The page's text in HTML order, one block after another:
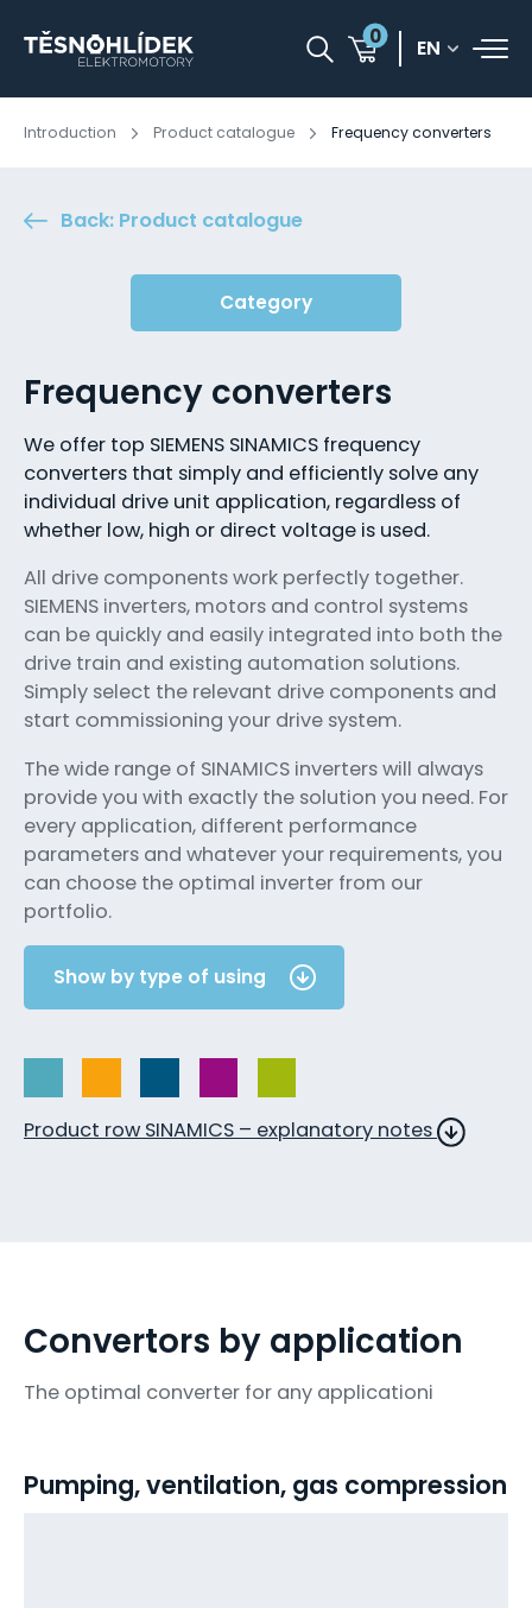
0 EN
Introduction Product catalogue Frequency converters
Back: Product catalogue
Category
Frequency converters
We offer top SIEMENS SINAMICS frequency
converters that simply and efficiently solve any
individual drive unit application, regardless of
whether low, high or direct voltage is used.
All drive components work perfectly together.
SIEMENS inverters, motors and control systems
can be quickly and easily integrated into both the
drive train and existing automation solutions.
Simply select the relevant drive components and
start commissioning your drive system.
The wide range of SINAMICS inverters will always
provide you with exactly the solution you need. For
every application, different performance
parameters and whatever your requirements, you
can choose the optimal inverter from our
portfolio.
Show by type of using
Product row SINAMICS – explanatory notes
Convertors by application
The optimal converter for any applicationi
Pumping, ventilation, gas compression